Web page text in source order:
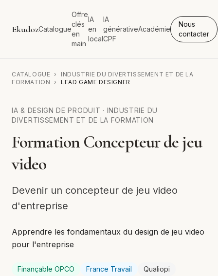
EkudozCatalogue
Offre
clés
en
main
IA
en
local
IA
générative
CPF
Académie
Nous
contacter
CATALOGUE ›
INDUSTRIE DU DIVERTISSEMENT ET DE LA
FORMATION
› LEAD GAME DESIGNER
IA & DESIGN DE PRODUIT · INDUSTRIE DU
DIVERTISSEMENT ET DE LA FORMATION
Formation Concepteur de jeu
video
Devenir un concepteur de jeu video
d'entreprise
Apprendre les fondamentaux du design de jeu video
pour l'entreprise
Finançable OPCO France Travail Qualiopi